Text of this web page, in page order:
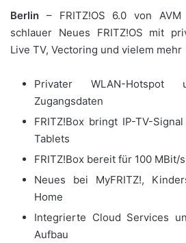
Berlin – FRITZ!OS 6.0 von
schlauer Neues FRITZ!OS mit
Live TV, Vectoring und vielem mehr
Privater WLAN-
Zugangsdaten
FRITZ!Box bringt IP-TV-
Tablets
FRITZ!Box bereit für 100 MBit/
Neues bei MyFRITZ!,
Home
Integrierte Cloud Services
Aufbau